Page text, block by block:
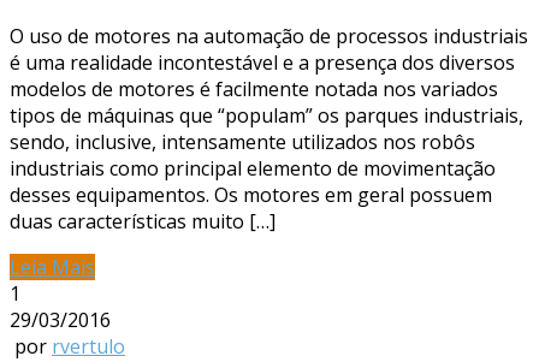
O uso de motores na automação de processos industriais
é uma realidade incontestável e a presença dos diversos
modelos de motores é facilmente notada nos variados
tipos de máquinas que “populam” os parques industriais,
sendo, inclusive, intensamente utilizados nos robôs
industriais como principal elemento de movimentação
desses equipamentos. Os motores em geral possuem
duas características muito […]
Leia Mais
1
29/03/2016
por rvertulo